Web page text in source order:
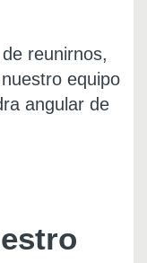
reunirnos,
equipo
angular de